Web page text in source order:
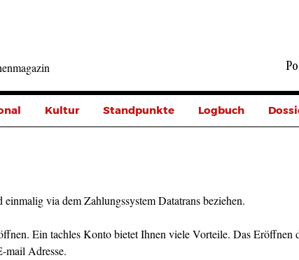
Kultur Standpunkte Logbuch
via dem Zahlungssystem Datatrans beziehen.
Ein tachles Konto bietet Ihnen viele Vorteile. Das Eröffnen
mail Adresse.